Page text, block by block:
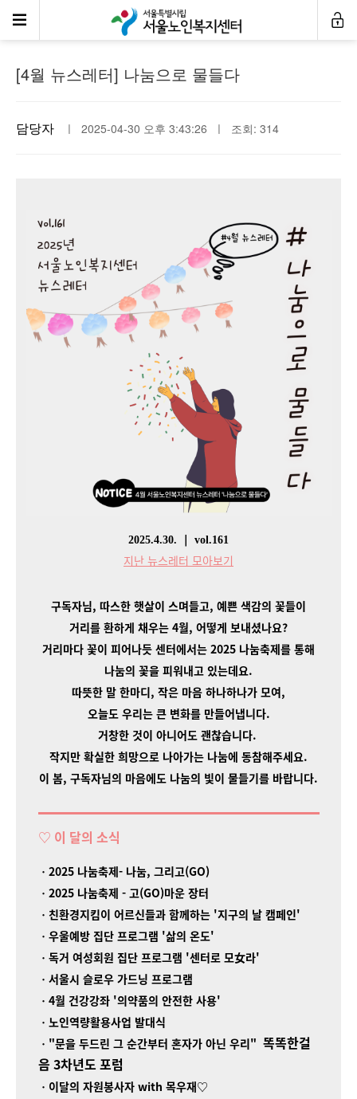
뉴스레터
[4월 뉴스레터] 나눔으로 물들다
담당자 ㅣ 2025-04-30 오후 3:43:26 ㅣ 조회: 314
2025.4.30. ｜ vol.161
지난 뉴스레터 모아보기
구독자님, 따스한 햇살이 스며들고, 예쁜 색감의 꽃들이
거리를 환하게 채우는 4월, 어떻게 보내셨나요?
거리마다 꽃이 피어나듯 센터에서는 2025 나눔축제를 통해
나눔의 꽃을 피워내고 있는데요.
따뜻한 말 한마디, 작은 마음 하나하나가 모여,
오늘도 우리는 큰 변화를 만들어냅니다.
거창한 것이 아니어도 괜찮습니다.
작지만 확실한 희망으로 나아가는 나눔에 동참해주세요.
이 봄, 구독자님의 마음에도 나눔의 빛이 물들기를 바랍니다.
♡ 이 달의 소식
ㆍ2025 나눔축제- 나눔, 그리고(GO)
ㆍ2025 나눔축제 - 고(GO)마운 장터
ㆍ친환경지킴이 어르신들과 함께하는 '지구의 날 캠페인'
ㆍ우울예방 집단 프로그램 '삶의 온도'
ㆍ독거 여성회원 집단 프로그램 '센터로 모女라'
ㆍ서울시 슬로우 가드닝 프로그램
ㆍ4월 건강강좌 '의약품의 안전한 사용'
ㆍ노인역량활용사업 발대식
ㆍ "문을 두드린 그 순간부터 혼자가 아닌 우리" 똑똑한걸
음 3차년도 포럼
ㆍ이달의 자원봉사자 with 목우재♡